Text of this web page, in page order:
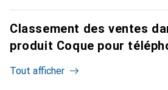
Classement des ventes
produit Coque pour
Tout afficher